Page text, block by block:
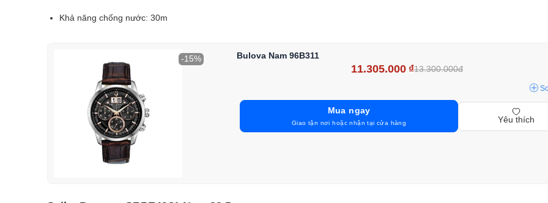
Khả năng chống nước: 30m
-15% Bulova Nam 96B311
11.305.000 ₫13.300.000đ
Mua ngay
Giao tận nơi hoặc nhận tại cửa hàng Yêu thích